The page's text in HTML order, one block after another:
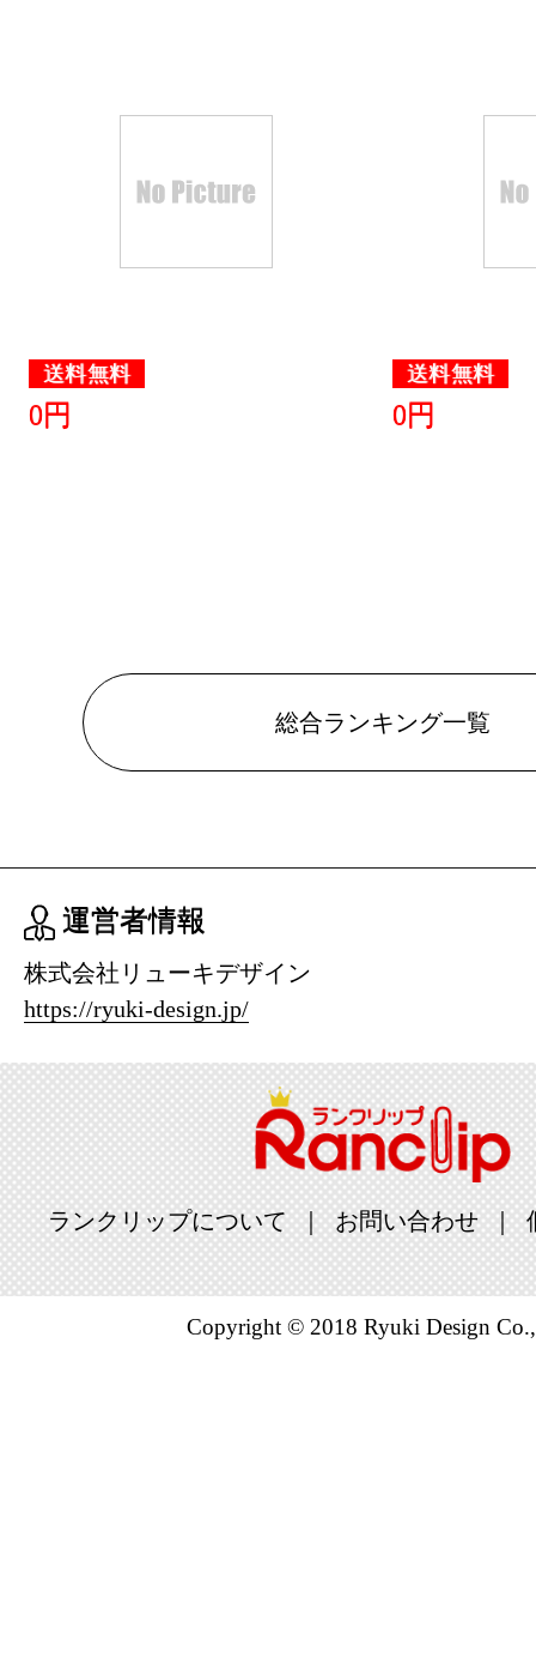
送料無料
0円
送料無料
0円
総合ランキング一覧
運営者情報
株式会社リューキデザイン
https://ryuki-design.jp/
ランクリップについて お問い合わせ
Copyright © 2018 Ryuki Design